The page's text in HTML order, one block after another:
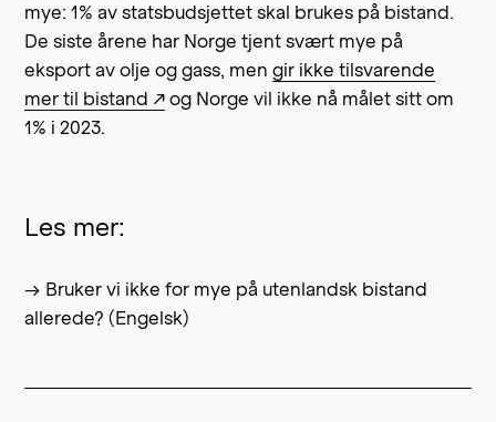
mye: 1% av statsbudsjettet skal brukes på bistand.
De siste årene har Norge tjent svært mye på
eksport av olje og gass, mengir ikke tilsvarende
mer til bistand ↗ og Norge vil ikke nå målet sitt om
1% i 2023.
Les mer:
→ Bruker vi ikke for mye på utenlandsk bistand
allerede? (Engelsk)